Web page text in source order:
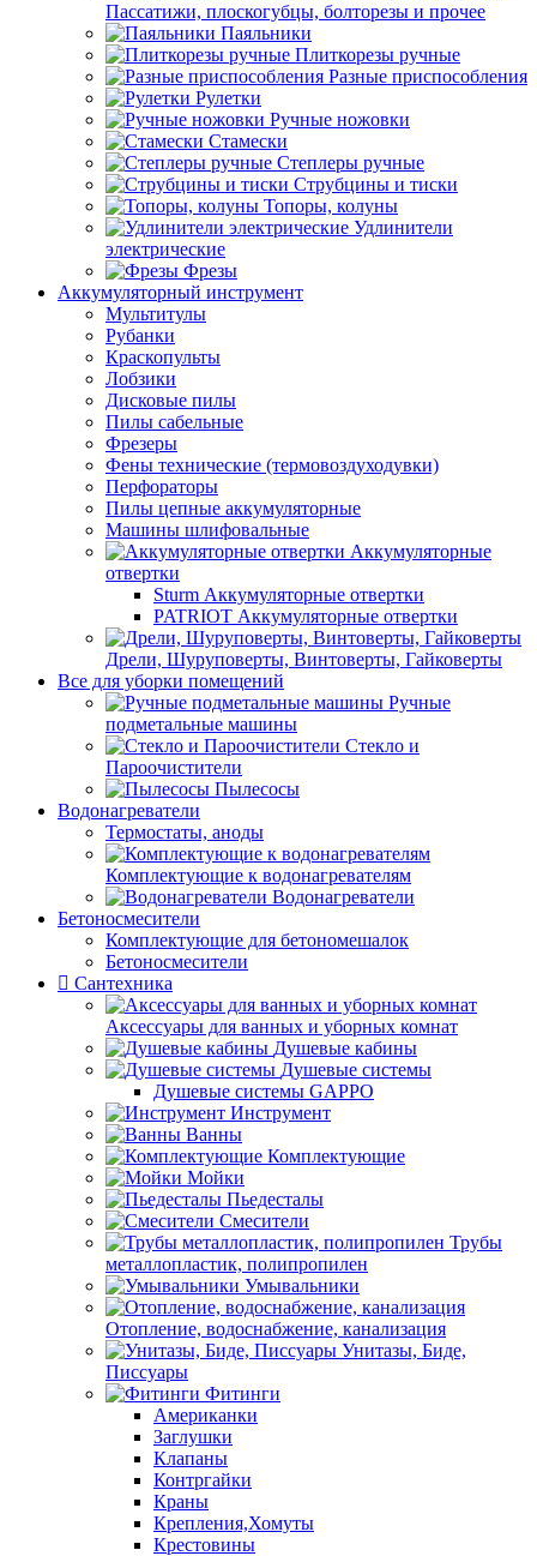
Пассатижи, плоскогубцы, болторезы и прочее
Паяльники
Плиткорезы ручные
Разные приспособления
Рулетки
Ручные ножовки
Стамески
Степлеры ручные
Струбцины и тиски
Топоры, колуны
Удлинители
электрические
Фрезы
Аккумуляторный инструмент
Мультитулы
Рубанки
Краскопульты
Лобзики
Дисковые пилы
Пилы сабельные
Фрезеры
Фены технические (термовоздуходувки)
Перфораторы
Пилы цепные аккумуляторные
Машины шлифовальные
Аккумуляторные
отвертки
Sturm Аккумуляторные отвертки
PATRIOT Аккумуляторные отвертки
Дрели, Шуруповерты, Винтоверты, Гайковерты
Все для уборки помещений
Ручные
подметальные машины
Стекло и
Пароочистители
Пылесосы
Водонагреватели
Термостаты, аноды
Комплектующие к водонагревателям
Водонагреватели
Бетоносмесители
Комплектующие для бетономешалок
Бетоносмесители
Сантехника
Аксессуары для ванных и уборных комнат
Душевые кабины
Душевые системы
Душевые системы GAPPO
Инструмент
Ванны
Комплектующие
Мойки
Пьедесталы
Смесители
Трубы
металлопластик, полипропилен
Умывальники
Отопление, водоснабжение, канализация
Унитазы, Биде,
Писсуары
Фитинги
Американки
Заглушки
Клапаны
Контргайки
Краны
Крепления,Хомуты
Крестовины